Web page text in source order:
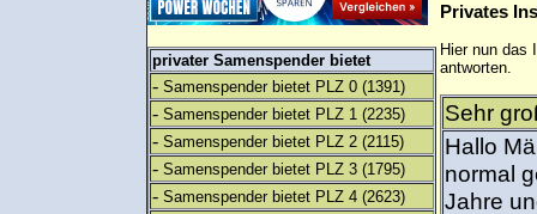
privater Samenspender bietet
- Samenspender bietet PLZ 0 (1391)
- Samenspender bietet PLZ 1 (2235)
- Samenspender bietet PLZ 2 (2115)
- Samenspender bietet PLZ 3 (1795)
- Samenspender bietet PLZ 4 (2623)
Privates
Hier nun das
antworten.
Sehr
Hallo
normal
Jahre